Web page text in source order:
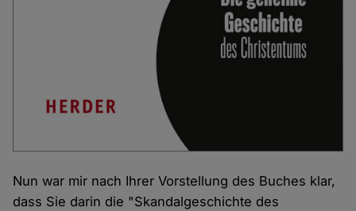
Nun war mir nach Ihrer Vorstellung des Buches klar,
dass Sie darin die "Skandalgeschichte des